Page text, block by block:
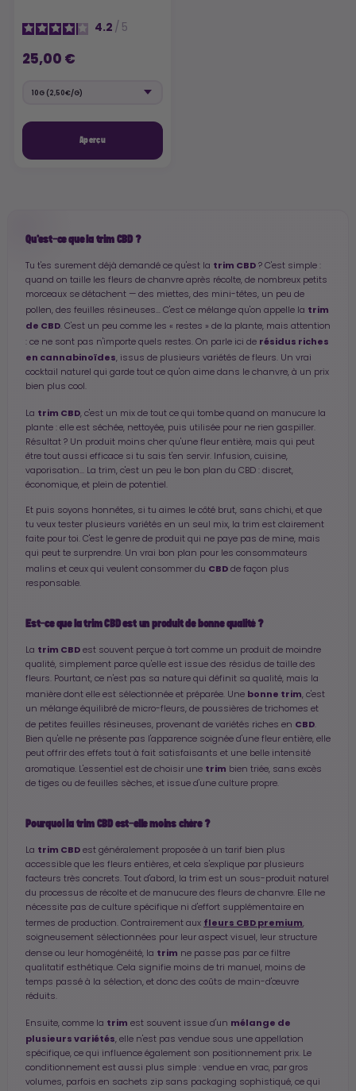
4.2 / 5
25,00 €
Aperçu
Qu'est-ce que la trim CBD ?
Tu t'es surement déjà demandé ce qu'est la trim CBD ? C'est simple :
quand on taille les fleurs de chanvre après récolte, de nombreux petits
morceaux se détachent — des miettes, des mini-têtes, un peu de
pollen, des feuilles résineuses… C'est ce mélange qu'on appelle la trim
de CBD. C'est un peu comme les « restes » de la plante, mais attention
: ce ne sont pas n'importe quels restes. On parle ici de résidus riches
en cannabinoïdes, issus de plusieurs variétés de fleurs. Un vrai
cocktail naturel qui garde tout ce qu'on aime dans le chanvre, à un prix
bien plus cool.
La trim CBD, c'est un mix de tout ce qui tombe quand on manucure la
plante : elle est séchée, nettoyée, puis utilisée pour ne rien gaspiller.
Résultat ? Un produit moins cher qu'une fleur entière, mais qui peut
être tout aussi efficace si tu sais t'en servir. Infusion, cuisine,
vaporisation... La trim, c'est un peu le bon plan du CBD : discret,
économique, et plein de potentiel.
Et puis soyons honnêtes, si tu aimes le côté brut, sans chichi, et que
tu veux tester plusieurs variétés en un seul mix, la trim est clairement
faite pour toi. C'est le genre de produit qui ne paye pas de mine, mais
qui peut te surprendre. Un vrai bon plan pour les consommateurs
malins et ceux qui veulent consommer du CBD de façon plus
responsable.
Est-ce que la trim CBD est un produit de bonne qualité ?
La trim CBD est souvent perçue à tort comme un produit de moindre
qualité, simplement parce qu'elle est issue des résidus de taille des
fleurs. Pourtant, ce n'est pas sa nature qui définit sa qualité, mais la
manière dont elle est sélectionnée et préparée. Une bonne trim, c'est
un mélange équilibré de micro-fleurs, de poussières de trichomes et
de petites feuilles résineuses, provenant de variétés riches en CBD.
Bien qu'elle ne présente pas l'apparence soignée d'une fleur entière, elle
peut offrir des effets tout à fait satisfaisants et une belle intensité
aromatique. L'essentiel est de choisir une trim bien triée, sans excès
de tiges ou de feuilles sèches, et issue d'une culture propre.
Pourquoi la trim CBD est-elle moins chère ?
La trim CBD est généralement proposée à un tarif bien plus
accessible que les fleurs entières, et cela s'explique par plusieurs
facteurs très concrets. Tout d'abord, la trim est un sous-produit naturel
du processus de récolte et de manucure des fleurs de chanvre. Elle ne
nécessite pas de culture spécifique ni d'effort supplémentaire en
termes de production. Contrairement aux fleurs CBD premium,
soigneusement sélectionnées pour leur aspect visuel, leur structure
dense ou leur homogénéité, la trim ne passe pas par ce filtre
qualitatif esthétique. Cela signifie moins de tri manuel, moins de
temps passé à la sélection, et donc des coûts de main-d'œuvre
réduits.
Ensuite, comme la trim est souvent issue d'un mélange de
plusieurs variétés, elle n'est pas vendue sous une appellation
spécifique, ce qui influence également son positionnement prix. Le
conditionnement est aussi plus simple : vendue en vrac, par gros
volumes, parfois en sachets zip sans packaging sophistiqué, ce qui